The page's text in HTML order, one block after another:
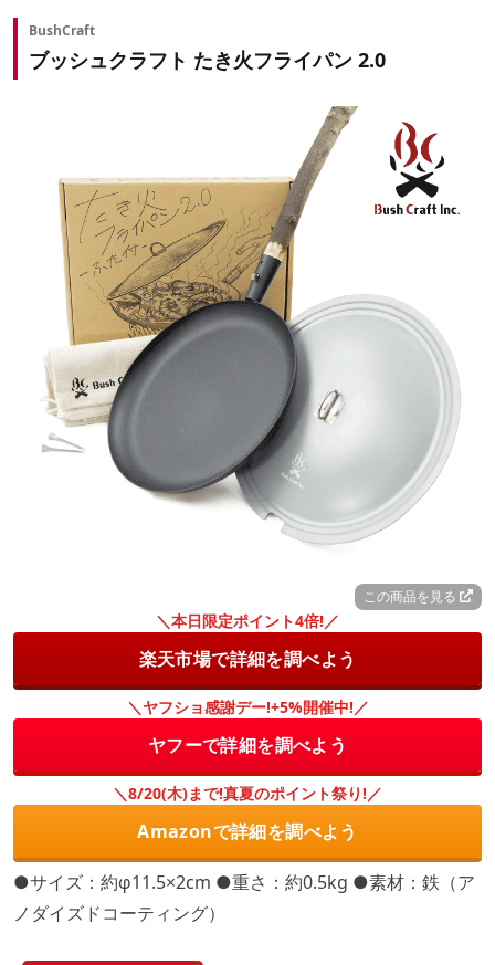
BushCraft
ブッシュクラフト たき火フライパン 2.0
この商品を見る
＼本日限定ポイント4倍!／
楽天市場で詳細を調べよう
＼ヤフショ感謝デー!+5%開催中!／
ヤフーで詳細を調べよう
＼8/20(木)まで!真夏のポイント祭り!／
Amazonで詳細を調べよう
●サイズ：約φ11.5×2cm ●重さ：約0.5kg ●素材：鉄（ア
ノダイズドコーティング）